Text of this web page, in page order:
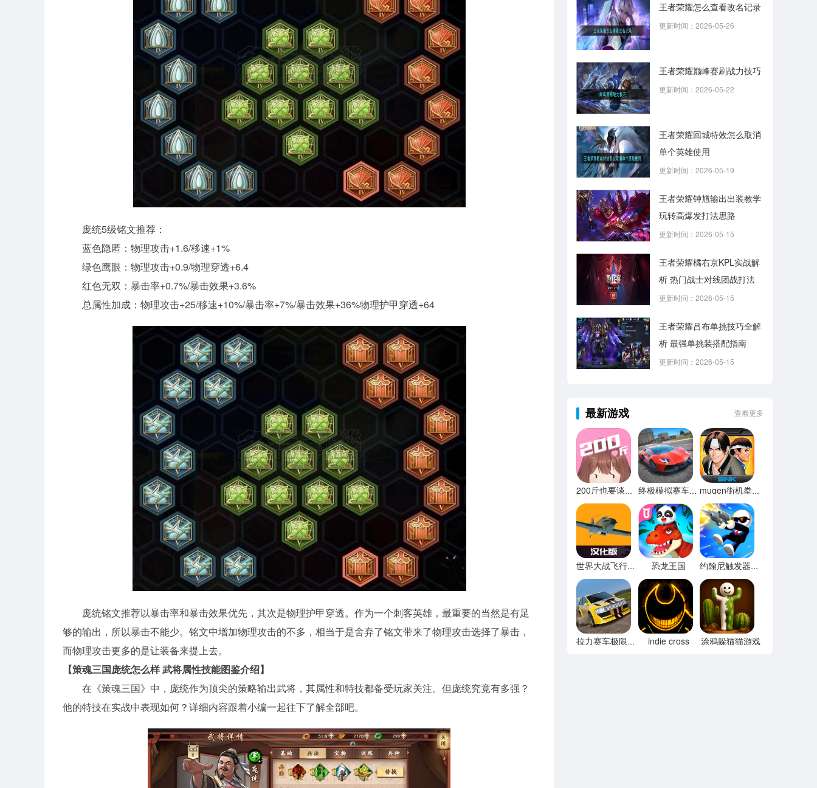
庞统5级铭文推荐：
蓝色隐匿：物理攻击+1.6/移速+1%
绿色鹰眼：物理攻击+0.9/物理穿透+6.4
红色无双：暴击率+0.7%/暴击效果+3.6%
总属性加成：物理攻击+25/移速+10%/暴击率+7%/暴击效果+36%物理护甲穿透+64
庞统铭文推荐以暴击率和暴击效果优先，其次是物理护甲穿透。作为一个刺客英雄，最重要的当然是有足
够的输出，所以暴击不能少。铭文中增加物理攻击的不多，相当于是舍弃了铭文带来了物理攻击选择了暴击，
而物理攻击更多的是让装备来提上去。
【策魂三国庞统怎么样 武将属性技能图鉴介绍】
在《策魂三国》中，庞统作为顶尖的策略输出武将，其属性和特技都备受玩家关注。但庞统究竟有多强？
他的特技在实战中表现如何？详细内容跟着小编一起往下了解全部吧。
王者荣耀怎么查看改名记录
更新时间：2026-05-26
王者荣耀巅峰赛刷战力技巧
更新时间：2026-05-22
王者荣耀回城特效怎么取消
单个英雄使用
更新时间：2026-05-19
王者荣耀钟馗输出出装教学
玩转高爆发打法思路
更新时间：2026-05-15
王者荣耀橘右京KPL实战解
析 热门战士对线团战打法
更新时间：2026-05-15
王者荣耀吕布单挑技巧全解
析 最强单挑装搭配指南
更新时间：2026-05-15
最新游戏 查看更多
200斤也要谈恋爱免广告 终极模拟赛车无限金币 mugen街机拳皇97
世界大战飞行模拟器内置菜单 恐龙王国 约翰尼触发器无限宝石
拉力赛车极限竞速内置菜单 indie cross 涂鸦躲猫猫游戏